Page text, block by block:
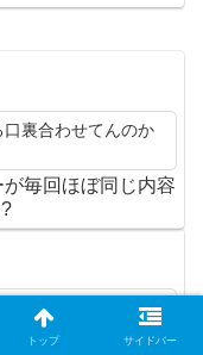
裏合わせてんのか
毎回ほぼ同じ内容
さんは暇で羨ましい
トップ サイドバー